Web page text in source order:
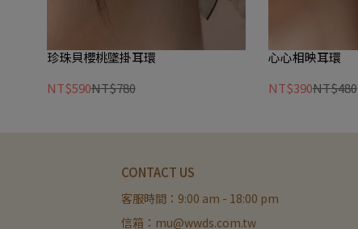
珍珠貝櫻桃墜掛耳環
NT$590NT$780
心心相映耳環
NT$390NT$480
CONTACT US
客服時間：9:00 am - 18:00 pm
信箱：mu@wwds.com.tw